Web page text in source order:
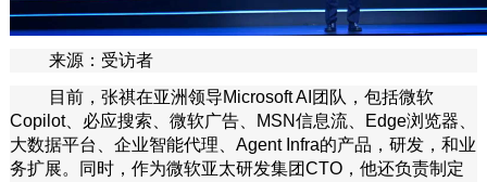
来源：受访者
目前，张祺在亚洲领导Microsoft AI团队，包括微软
Copilot、必应搜索、微软广告、MSN信息流、Edge浏览器、
大数据平台、企业智能代理、Agent Infra的产品，研发，和业
务扩展。同时，作为微软亚太研发集团CTO，他还负责制定